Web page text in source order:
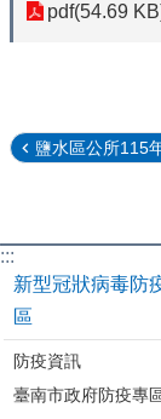
pdf(54.69
鹽水區公所115
:::
新型冠狀病毒防
區
防疫資訊
臺南市政府防疫專